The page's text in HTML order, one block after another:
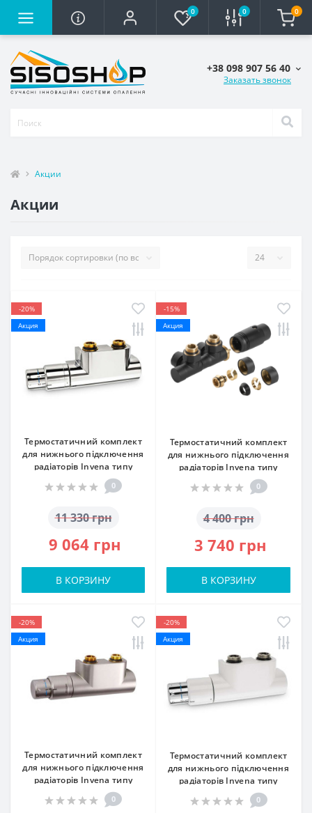
0 0 0
+38 098 907 56 40
Заказать звонок
Акции
Акции
-20%
Акция
Термостатичний комплект
для нижнього підключення
радіаторів Invena типу
DUOPLEX, 50мм, чорний, CZ-
91-015
0
11 330 грн
9 064 грн
В КОРЗИНУ
-15%
Акция
Термостатичний комплект
для нижнього підключення
радіаторів Invena типу
DUOPLEX, 50мм, чорний, CZ-
91-015
0
4 400 грн
3 740 грн
В КОРЗИНУ
-20%
Акция
Термостатичний комплект
для нижнього підключення
радіаторів Invena типу
DUOPLEX, 50мм, чорний, CZ-
91-015
0
-20%
Акция
Термостатичний комплект
для нижнього підключення
радіаторів Invena типу
DUOPLEX, 50мм, чорний, CZ-
91-015
0